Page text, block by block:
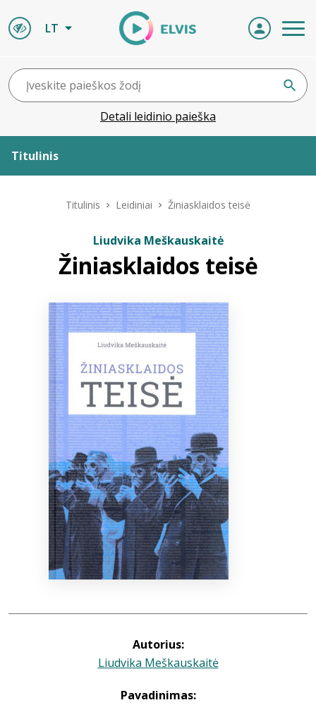
LT
Detali leidinio paieška
Titulinis
ELVIS atvyksta
Naujienos
Bibliotekoms
+370 667 80 541
info@elvislab.lt
Titulinis Leidiniai Žiniasklaidos teisė
Liudvika Meškauskaitė
Žiniasklaidos teisė
Autorius:
Liudvika Meškauskaitė
Pavadinimas: